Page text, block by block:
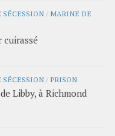
SÉCESSION / MARINE DE
cuirassé
SÉCESSION / PRISON
Libby, à Richmond